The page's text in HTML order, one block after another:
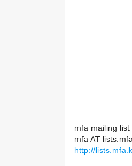
mfa mailing list
mfa AT
http://